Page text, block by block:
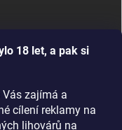
18 let, a pak si
zajímá a
cílení reklamy na
lihovárů na
CAT